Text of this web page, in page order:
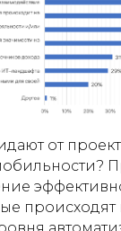
от
происходят